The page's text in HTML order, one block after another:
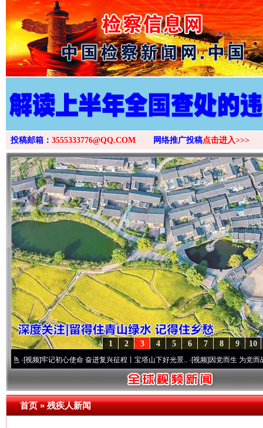
>
投稿邮箱： 3555333776@QQ.COM 网络推广投稿点击进入>>>
10
9
8
7
6
5
4
3
2
1
牢记初心使命 奋进复兴征程丨宝塔山下好光景..·[视频]因党而生 为党而战——百年“
首页»残疾人新闻